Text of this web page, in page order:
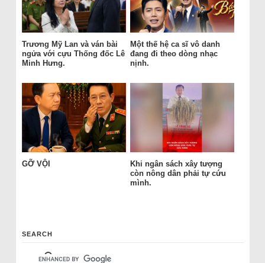
Trương Mỹ Lan và ván bài
ngửa với cựu Thống đốc Lê
Minh Hưng.
Một thế hệ ca sĩ vô danh
đang đi theo dòng nhạc
nịnh.
GỠ VỘI
Khi ngân sách xây tượng
còn nông dân phải tự cứu
mình.
SEARCH